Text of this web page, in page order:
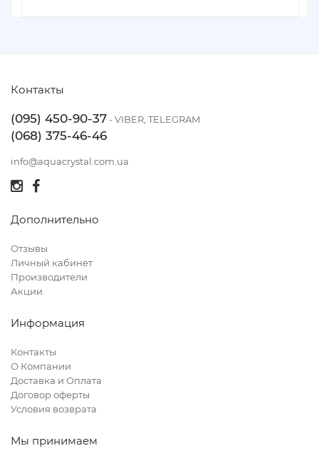
Контакты
(095) 450-90-37- VIBER, TELEGRAM
(068) 375-46-46
info@aquacrystal.com.ua
Дополнительно
Отзывы
Личный кабинет
Производители
Акции
Информация
Контакты
О Компании
Доставка и Оплата
Договор оферты
Условия возврата
Мы принимаем